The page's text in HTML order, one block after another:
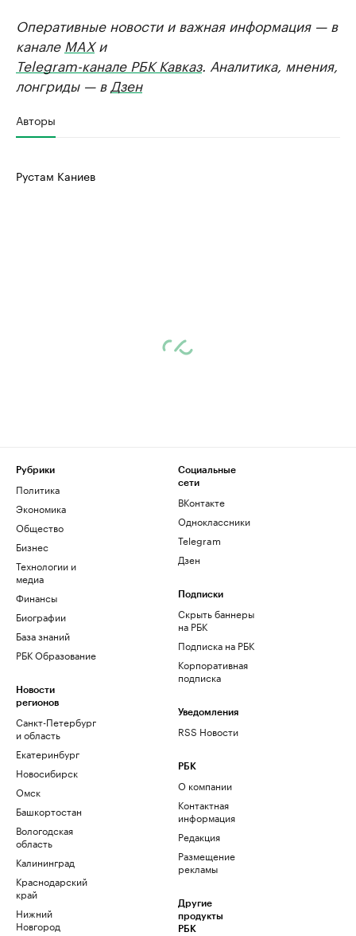
Оперативные новости и важная информация — в
канале MAXи
Telegram-канале РБК Кавказ. Аналитика, мнения,
лонгриды — в Дзен
Авторы
Рустам Каниев
Рубрики
Политика
Экономика
Общество
Бизнес
Технологии и
медиа
Финансы
Биографии
База знаний
РБК Образование
Новости
регионов
Санкт-Петербург
и область
Екатеринбург
Новосибирск
Омск
Башкортостан
Вологодская
область
Калининград
Краснодарский
край
Нижний
Новгород
Социальные
сети
ВКонтакте
Одноклассники
Telegram
Дзен
Подписки
Скрыть баннеры
на РБК
Подписка на РБК
Корпоративная
подписка
Уведомления
RSS Новости
РБК
О компании
Контактная
информация
Редакция
Размещение
рекламы
Другие
продукты
РБК